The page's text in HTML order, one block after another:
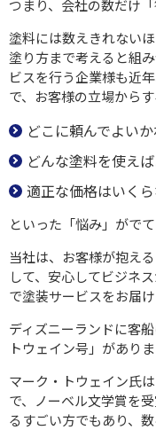
つまり、会社の数だけ
塗料には数えきれない
塗り方まで考えると組
ビスを行う企業様も近
で、お客様の立場から
どこに頼んでよい
どんな塗料を使え
適正な価格はいく
といった「悩み」がでて
当社は、お客様が抱え
して、安心してビジネ
で塗装サービスをお届け
ディズニーランドに客
トウェイン号」がありま
マーク・トウェイン氏
で、ノーベル文学賞を
るすごい方でもあり、